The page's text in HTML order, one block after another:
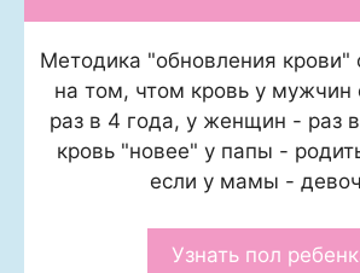
Методика "обновления крови"
на том, чтом кровь у мужчин
раз в 4 года, у женщин - раз
кровь "новее" у папы -
если у мамы -
Узнать пол